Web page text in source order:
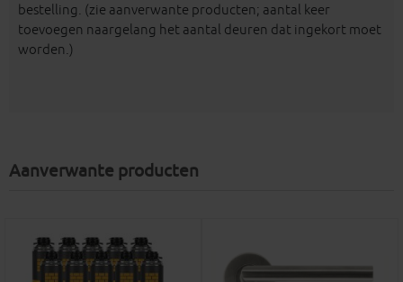
bestelling. (zie aanverwante producten; aantal keer
toevoegen naargelang het aantal deuren dat ingekort moet
worden.)
Aanverwante producten